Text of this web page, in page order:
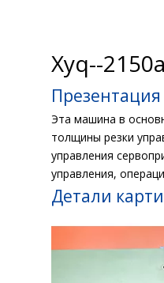
Xyq--
Презентация
Эта машина в
толщины резки
управления
управления,
Детали